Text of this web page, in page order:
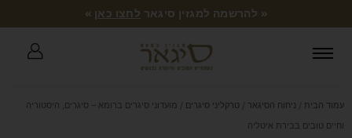
« להרשמה למגזין סיגאר לחצו כאן »
עמוד הבית / ניחוח הסיגאר / טרקליני סיגרים / מועדוני סיגרים ברומא – סיגרים, היסטוריה
וחיים טובים בבירת איטליה